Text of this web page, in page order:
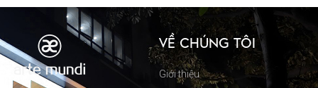
VỀ CHÚNG TÔI
Giới thiệu